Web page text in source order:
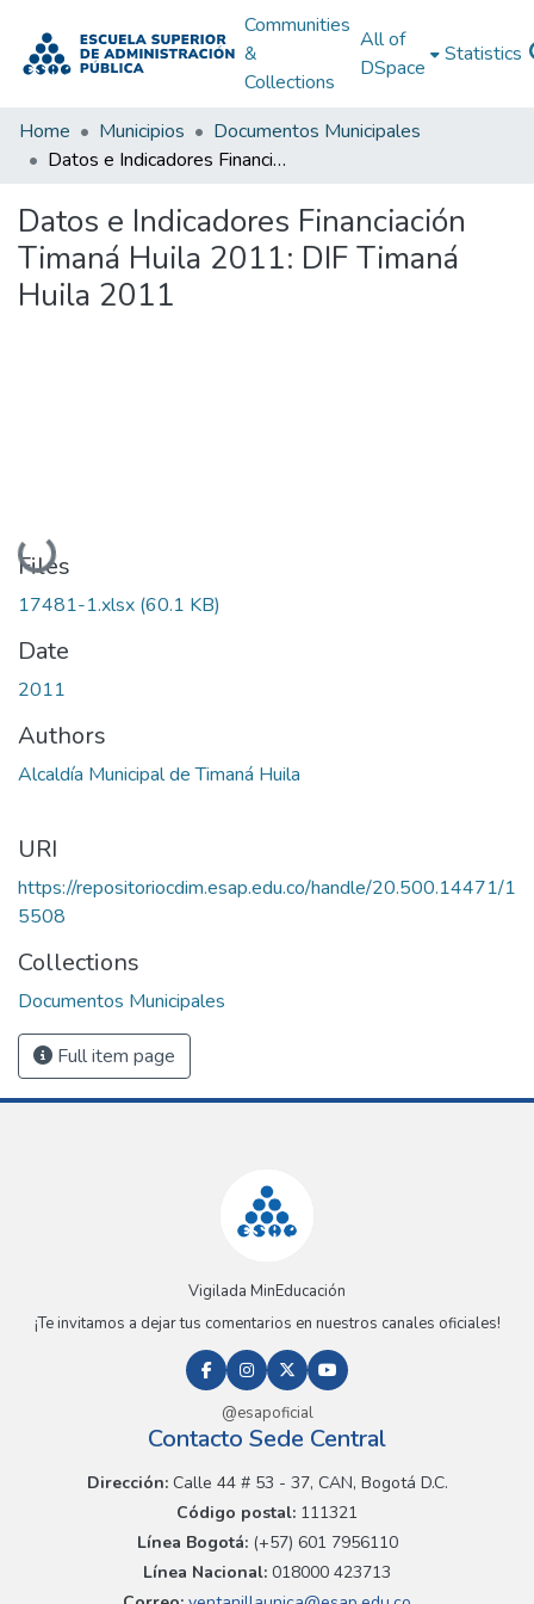
Communities
&
Collections
All of
DSpace
Statistics
Home Municipios
Documentos Municipales
Datos e Indicadores Financiación Timaná Huila 2011: DIF Timaná Huila 2011
Datos e Indicadores Financiación
Timaná Huila 2011: DIF Timaná
Huila 2011
Loading...
Files
17481-1.xlsx (60.1 KB)
Date
2011
Authors
Alcaldía Municipal de Timaná Huila
URI
https://repositoriocdim.esap.edu.co/handle/20.500.14471/1
5508
Collections
Documentos Municipales
Full item page
Vigilada MinEducación
¡Te invitamos a dejar tus comentarios en nuestros canales oficiales!
@esapoficial
Contacto Sede Central
Dirección:Calle 44 # 53 - 37, CAN, Bogotá D.C.
Código postal: 111321
Línea Bogotá:(+57) 601 7956110
Línea Nacional: 018000 423713